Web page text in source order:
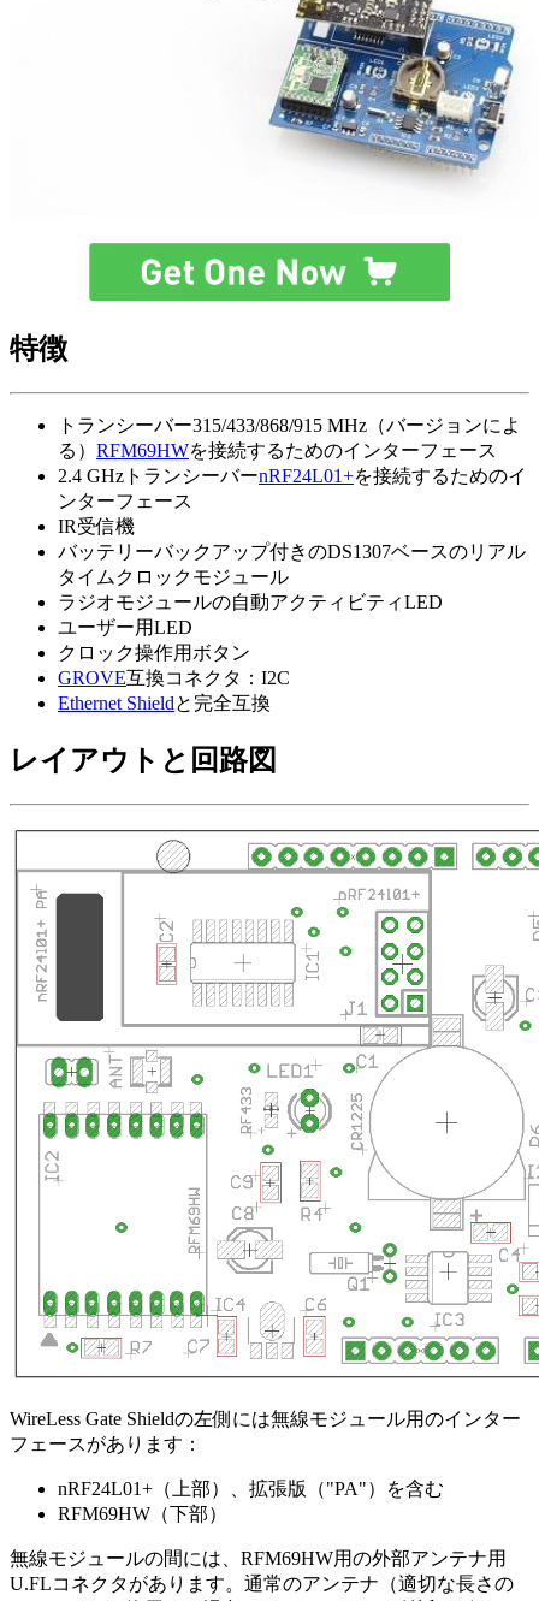
特徴
トランシーバー315/433/868/915 MHz（バージョンによ
る） RFM69HWを接続するためのインターフェース
2.4 GHzトランシーバーnRF24L01+を接続するためのイ
ンターフェース
IR受信機
バッテリーバックアップ付きのDS1307ベースのリアル
タイムクロックモジュール
ラジオモジュールの自動アクティビティLED
ユーザー用LED
クロック操作用ボタン
GROVE互換コネクタ：I2C
Ethernet Shieldと完全互換
レイアウトと回路図
WireLess Gate Shieldの左側には無線モジュール用のインター
フェースがあります：
nRF24L01+（上部）、拡張版（"PA"）を含む
RFM69HW（下部）
無線モジュールの間には、RFM69HW用の外部アンテナ用
U.FLコネクタがあります。通常のアンテナ（適切な長さの